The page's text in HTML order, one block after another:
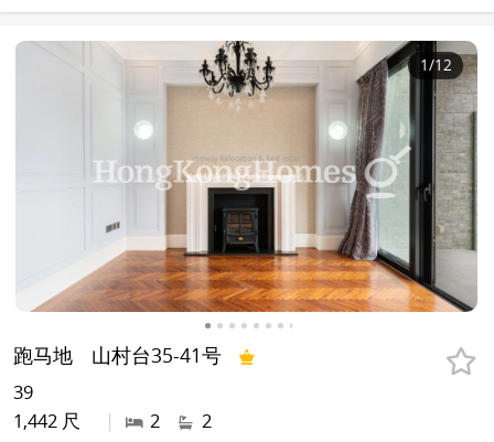
1/12
跑马地 山村台35-41号
39
1,442 尺
| 2 2